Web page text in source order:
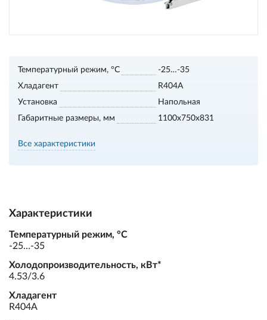
Температурный режим, °С
-25…-35
Хладагент
R404A
Установка
Напольная
Габаритные размеры, мм
1100х750х831
Все характеристики
Характеристики
Температурный режим, °С
-25…-35
Холодопроизводительность, кВт*
4.53/3.6
Хладагент
R404A